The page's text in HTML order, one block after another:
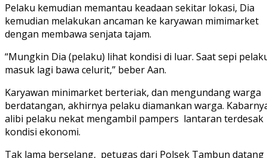
Pelaku kemudian memantau keadaan sekitar lokasi, Dia
kemudian melakukan ancaman ke karyawan mimimarket
dengan membawa senjata tajam.
“Mungkin Dia (pelaku) lihat kondisi di luar. Saat sepi
masuk lagi bawa celurit,” beber Aan.
Karyawan minimarket berteriak, dan mengundang warga
berdatangan, akhirnya pelaku diamankan warga.
alibi pelaku nekat mengambil pampers lantaran terdesak
kondisi ekonomi.
Tak lama berselang, petugas dari Polsek Tambun datang